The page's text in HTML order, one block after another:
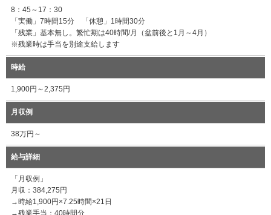
8：45～17：30
「実働」7時間15分 「休憩」1時間30分
「残業」基本無し。繁忙期は40時間/月（盆前後と1月～4月）
※残業時は手当を別途支給します
時給
1,900円～2,375円
月収例
38万円～
給与詳細
「月収例」
月収：384,275円
→時給1,900円×7.25時間×21日